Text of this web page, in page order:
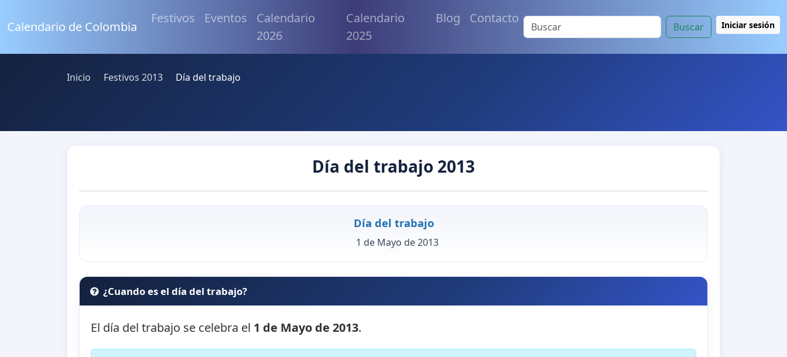
Calendario de Colombia
Festivos Eventos
Calendario
2026
Calendario
2025
Blog Contacto
Buscar Iniciar sesión
Inicio Festivos 2013 Día del trabajo
Día del trabajo 2013
Día del trabajo
1 de Mayo de 2013
¿Cuando es el día del trabajo?
El día del trabajo se celebra el 1 de Mayo de 2013.